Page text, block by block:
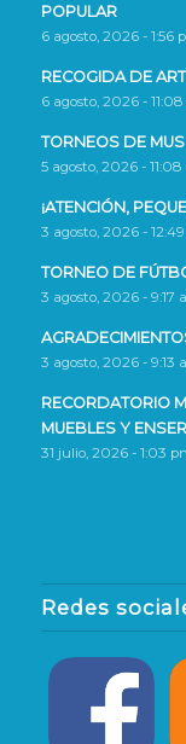
POPULAR
6 agosto, 2026 - 1:56
RECOGIDA DE
6 agosto, 2026 -
TORNEOS DE
5 agosto, 2026 -
¡ATENCIÓN,
3 agosto, 2026 -
TORNEO DE
3 agosto, 2026 - 9:17
3 agosto, 2026 - 9:13
RECORDATORIO
MUEBLES Y
31 julio, 2026 - 1:03
Redes